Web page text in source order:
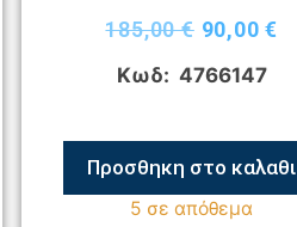
185,00€ 90,00€
Κωδ: 4766147
Προσθηκη στο καλαθι
5 σε απόθεμα